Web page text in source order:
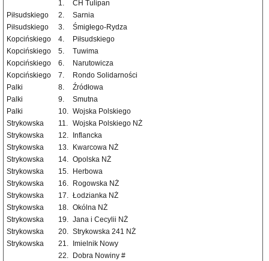
1.
CH Tulipan
Piłsudskiego
2.
Sarnia
Piłsudskiego
3.
Śmigłego-Rydza
Kopcińskiego
4.
Piłsudskiego
Kopcińskiego
5.
Tuwima
Kopcińskiego
6.
Narutowicza
Kopcińskiego
7.
Rondo Solidarności
Palki
8.
Źródłowa
Palki
9.
Smutna
Palki
10. Wojska Polskiego
Strykowska
11. Wojska Polskiego NŻ
Strykowska
12.
Inflancka
Strykowska
13.
Kwarcowa NŻ
Strykowska
14. Opolska NŻ
Strykowska
15.
Herbowa
Strykowska
16.
Rogowska NŻ
Strykowska
17. Łodzianka NŻ
Strykowska
18. Okólna NŻ
Strykowska
19. Jana i Cecylii NŻ
Strykowska
20. Strykowska 241 NŻ
Strykowska
21.
Imielnik Nowy
22.
Dobra Nowiny #